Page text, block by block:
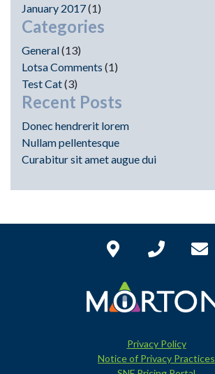
January 2017(1)
Categories
General(13)
Lotsa Comments (1)
Test Cat(3)
Recent Posts
Donec hendrerit lorem
Nullam pellentesque
Curabitur sit amet augue dui
Privacy Policy
Notice of Privacy Practices